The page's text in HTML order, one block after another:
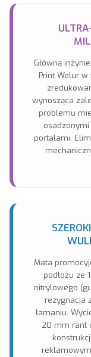
Główną
Print Welur
wynosząca
problemu
portalami.
Mata
podłożu ze
nitrylowego
rezygnacja
łamaniu.
20 mm rant